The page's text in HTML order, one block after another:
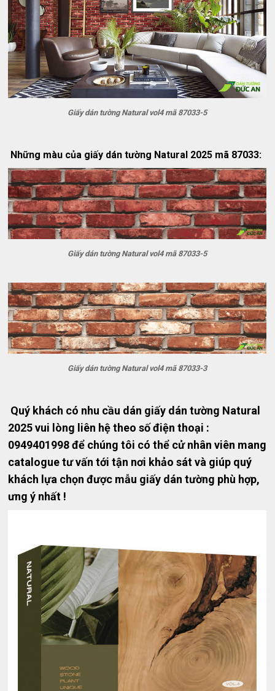
Giấy dán tường Natural vol4 mã 87033-5
Những màu của giấy dán tường Natural 2025 mã 87033:
Giấy dán tường Natural vol4 mã 87033-5
Giấy dán tường Natural vol4 mã 87033-3
Quý khách có nhu cầu dán giấy dán tường Natural
2025 vui lòng liên hệ theo số điện thoại :
0949401998 để chúng tôi có thể cử nhân viên mang
catalogue tư vấn tới tận nơi khảo sát và giúp quý
khách lựa chọn được mẫu giấy dán tường phù hợp,
ưng ý nhất !